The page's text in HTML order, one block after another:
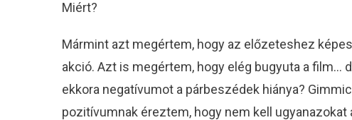
Miért?
Mármint azt megértem, hogy az előzeteshez
akció. Azt is megértem, hogy elég bugyuta a
ekkora negatívumot a párbeszédek hiánya?
pozitívumnak éreztem, hogy nem kell